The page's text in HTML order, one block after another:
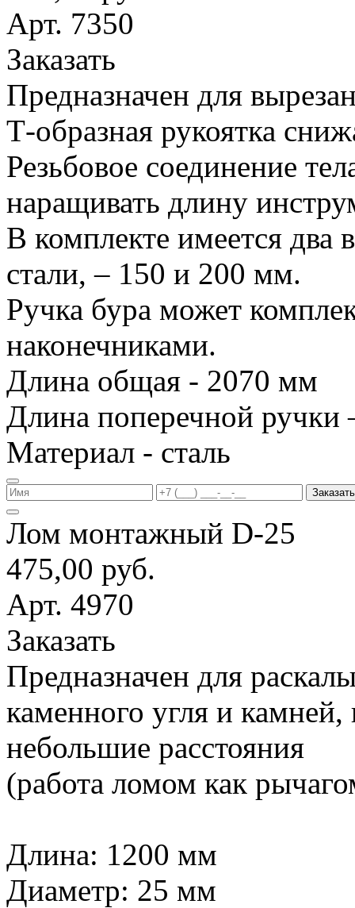
Арт. 7350
Заказать
Предназначен для
Т-образная рукоятка
Резьбовое соединение
наращивать длину
В комплекте имеется два
стали, – 150 и 200 мм.
Ручка бура может
наконечниками.
Длина общая - 2070 мм
Длина поперечной ручки
Материал - сталь
Заказать
Лом монтажный D-25
475,00 руб.
Арт. 4970
Заказать
Предназначен для
каменного угля и
небольшие расстояния
(работа ломом как
Длина: 1200 мм
Диаметр: 25 мм